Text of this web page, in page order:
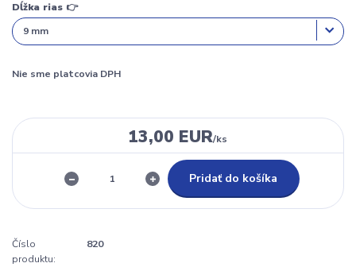
Dĺžka rias 👉
Nie sme platcovia DPH
13,00 EUR/ks
Pridať do košíka
Číslo
produktu:
820